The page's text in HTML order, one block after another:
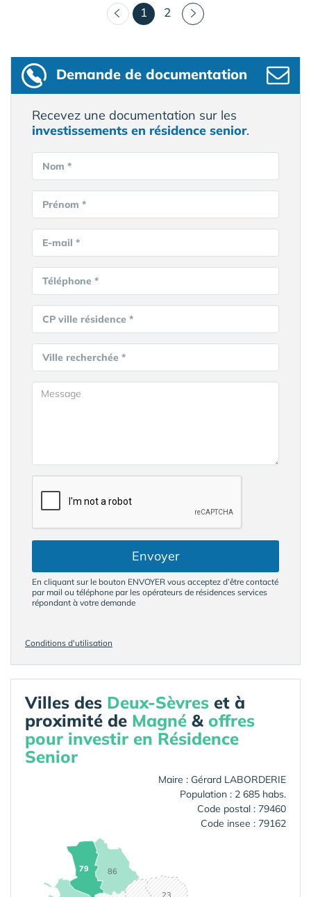
1 (courant)
2
Demande de documentation
Recevez une documentation sur les
investissements en résidence senior.
Nom *
Prénom *
E-mail *
Téléphone *
CP ville résidence *
Ville recherchée *
Envoyer
En cliquant sur le bouton ENVOYER vous acceptez d’être contacté
par mail ou téléphone par les opérateurs de résidences services
répondant à votre demande
Conditions d'utilisation
Villes des Deux-Sèvres et à
proximité de Magné & offres
pour investir en Résidence
Senior
Maire : Gérard LABORDERIE
Population : 2 685 habs.
Code postal : 79460
Code insee : 79162
23
79 86